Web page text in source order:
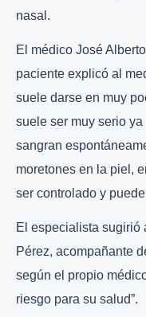
nasal.
El médico José
paciente explicó al
suele darse en muy
suele ser muy serio
sangran
moretones en la piel,
ser controlado y
El especialista sugirió
Pérez, acompañante
según el propio
riesgo para su salud”.